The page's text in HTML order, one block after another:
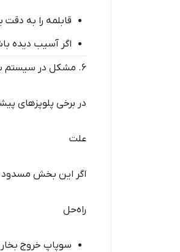
قابلمه را به دقت
اگر آسیب دیده
۶. مشکل در سیستم بخار یا سوپاپ
در برخی پلوپزهای
علت
اگر این بخش مسدود
راه‌حل
سوپاپ خروج بخار